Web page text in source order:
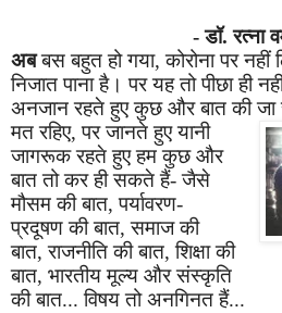
- डॉ. रत्ना
अबबस बहुत हो गया,कोरोना पर
निजात पाना है। पर यह तो पीछा ही
अनजान रहते हुए कुछ और बात की
मत रहिए,पर जानते हुए यानी
जागरूक रहते हुए हम कुछ और
बात तो कर ही सकते हैं- जैसे
मौसम की बात,पर्यावरण-
प्रदूषण की बात,समाज की
बात,राजनीति की बात,शिक्षा की
बात, भारतीय मूल्य और संस्कृति
की बात... विषय तो अनगिनत हैं...